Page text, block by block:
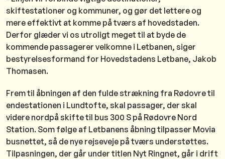
skiftestationer og kommuner, og gør det lettere og
mere effektivt at komme på tværs af hovedstaden.
Derfor glæder vi os utroligt meget til at byde de
kommende passagerer velkomne i Letbanen, siger
bestyrelsesformand for Hovedstadens Letbane, Jakob
Thomasen.
Frem til åbningen af den fulde strækning fra Rødovre til
endestationen i Lundtofte, skal passager, der skal
videre nordpå skifte til bus 300 S på Rødovre Nord
Station. Som følge af Letbanens åbning tilpasser Movia
busnettet, så de nye rejseveje på tværs understøttes.
Tilpasningen, der går under titlen Nyt Ringnet, går i drift